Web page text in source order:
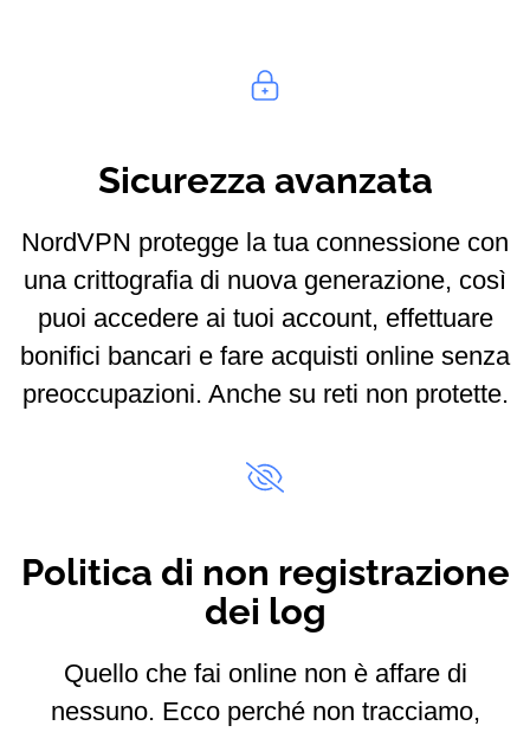
Sicurezza avanzata
NordVPN protegge la tua connessione con
una crittografia di nuova generazione, così
puoi accedere ai tuoi account, effettuare
bonifici bancari e fare acquisti online senza
preoccupazioni. Anche su reti non protette.
Politica di non registrazione
dei log
Quello che fai online non è affare di
nessuno. Ecco perché non tracciamo,